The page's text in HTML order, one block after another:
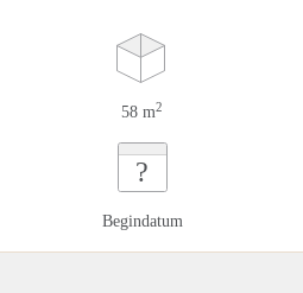
58 m2
?
Begindatum